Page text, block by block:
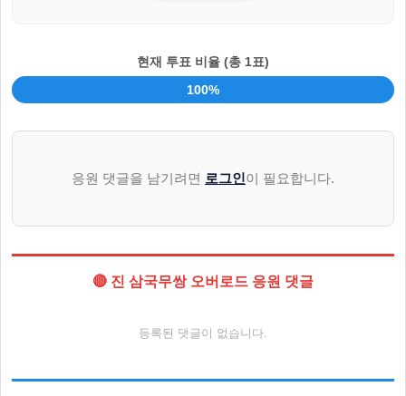
현재 투표 비율 (총 1표)
0%
100%
응원 댓글을 남기려면 로그인이 필요합니다.
🔴 진 삼국무쌍 오버로드 응원 댓글
등록된 댓글이 없습니다.